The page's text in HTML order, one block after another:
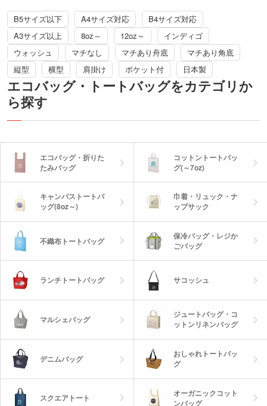
B5サイズ以下 A4サイズ対応
B4サイズ対応
A3サイズ以上
8oz～ 12oz～
インディゴ
ウォッシュ
マチなし マチあり舟底
マチあり角底
縦型
横型 肩掛け ポケット付 日本製
エコバッグ・トートバッグをカテゴリか
ら探す
エコバッグ・折りた
たみバッグ
コットントートバッ
グ(～7oz)
キャンバストートバ
ッグ(8oz～)
巾着・リュック・ナ
ップサック
不織布トートバッグ
保冷バッグ・レジか
ごバッグ
ランチトートバッグ サコッシュ
マルシェバッグ
ジュートバッグ・コ
ットンリネンバッグ
デニムバッグ
おしゃれトートバッ
グ
スクエアトート
オーガニックコット
ンバッグ